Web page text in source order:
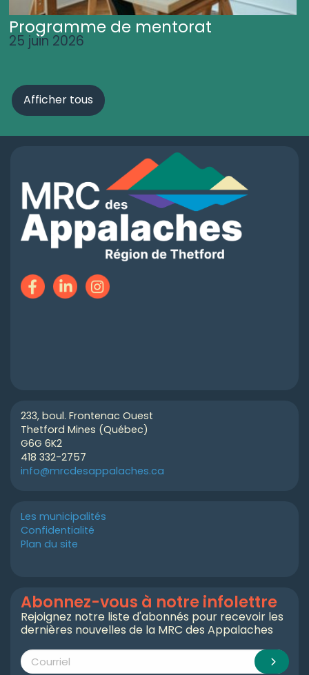
Programme de mentorat
25 juin 2026
Afficher tous
233, boul. Frontenac Ouest
Thetford Mines (Québec)
G6G 6K2
418 332-2757
info@mrcdesappalaches.ca
Les municipalités
Confidentialité
Plan du site
Abonnez-vous à notre infolettre
Rejoignez notre liste d'abonnés pour recevoir les
dernières nouvelles de la MRC des Appalaches